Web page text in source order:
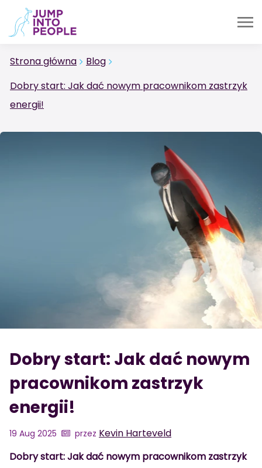
Strona główna
Blog
Dobry start: Jak dać nowym pracownikom zastrzyk
energii!
Dobry start: Jak dać nowym
pracownikom zastrzyk
energii!
19 Aug 2025 przez Kevin Harteveld
Dobry start: Jak dać nowym pracownikom zastrzyk